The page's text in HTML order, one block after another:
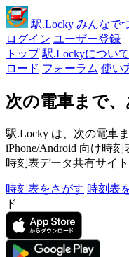
駅.Locky みんなで
ログイン ユーザー登録
トップ 駅.Lockyについて
ロード フォーラム 使い
次の電車まで
駅.Locky は、次の電車
iPhone/Android 向け時
時刻表データ共有サイト
時刻表をさがす 時刻表
ド